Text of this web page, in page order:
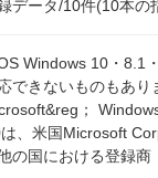
データ/10件(10本の
Windows 10・
できないものもあ
；
、米国Microsoft
の国における登録商